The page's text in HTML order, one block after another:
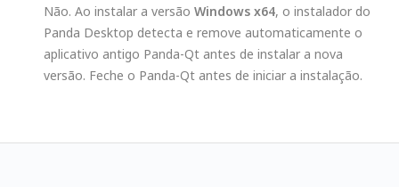
Não. Ao instalar a versão Windows x64, o instalador do
Panda Desktop detecta e remove automaticamente o
aplicativo antigo Panda-Qt antes de instalar a nova
versão. Feche o Panda-Qt antes de iniciar a instalação.